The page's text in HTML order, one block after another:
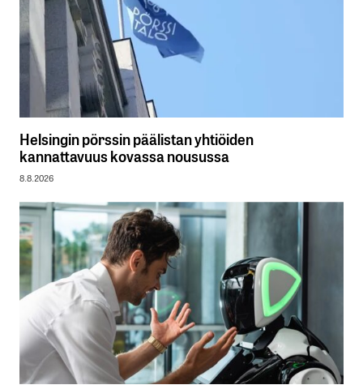
Helsingin pörssin päälistan yhtiöiden
kannattavuus kovassa nousussa
8.8.2026